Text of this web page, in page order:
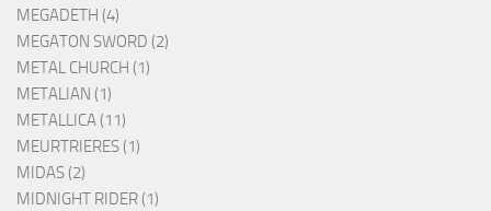
MEGADETH (4)
MEGATON SWORD (2)
METAL CHURCH (1)
METALIAN (1)
METALLICA (11)
MEURTRIERES (1)
MIDAS (2)
MIDNIGHT RIDER (1)